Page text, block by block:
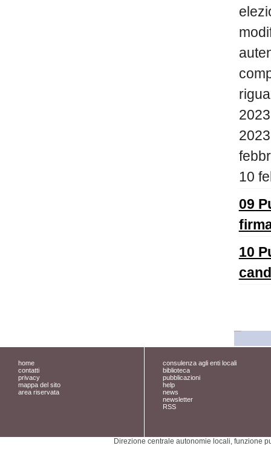
10
09
10
home
contatti
privacy
mappa del sito
area riservata
consulenza agli enti locali
biblioteca
pubblicazioni
help
news
newsletter
RSS
Direzione centrale autonomie locali, funzione